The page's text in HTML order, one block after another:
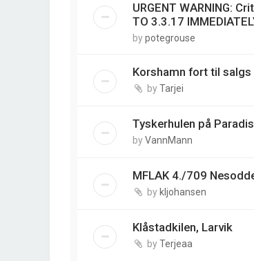
URGENT WARNING:
TO 3.3.17
bypotegrouse
Korshamn fort til salgs
byTarjei
Tyskerhulen på Paradis
byVannMann
MFLAK 4./709
by kljohansen
Klåstadkilen, Larvik
byTerjeaa